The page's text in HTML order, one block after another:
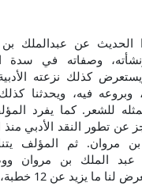
الحديث عن عبدالملك
وصفاته في سدة
كذلك نزعته
وبروعه فيه، ويحدثنا
للشعر. كما يفرد
تطور النقد الأدبي منذ
مروان. ثم المؤلف
الملك بن مروان
ما يزيد عن 12 خطبة،